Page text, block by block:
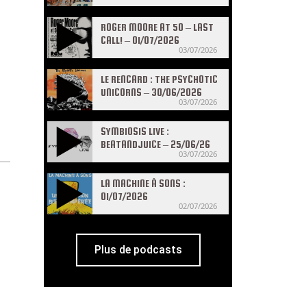
ROGER MOORE AT 50 – LAST
CALL! – 01/07/2026
03/07/2026
LE RENCARD : THE PSYCHOTIC
UNICORNS – 30/06/2026
03/07/2026
SYMBIOSIS LIVE :
BEATANDJUICE – 25/06/26
03/07/2026
LA MACHINE À SONS :
01/07/2026
02/07/2026
Plus de podcasts